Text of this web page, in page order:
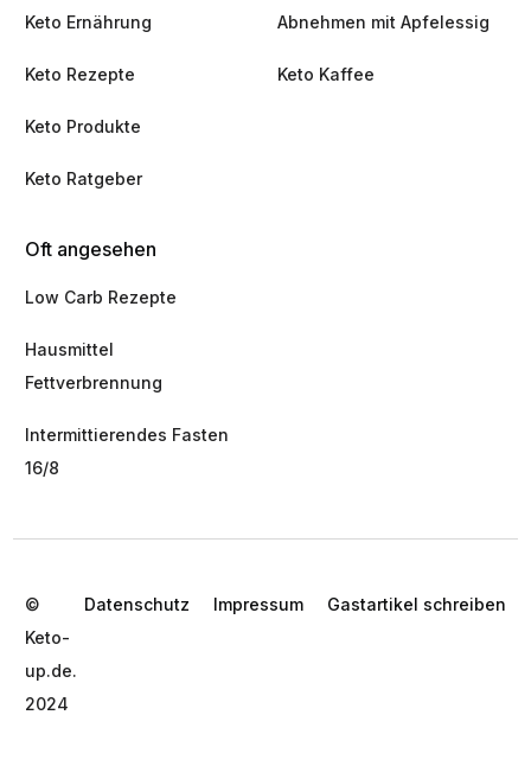
Keto Ernährung
Keto Rezepte
Keto Produkte
Keto Ratgeber
Abnehmen mit Apfelessig
Keto Kaffee
Oft angesehen
Low Carb Rezepte
Hausmittel
Fettverbrennung
Intermittierendes Fasten
16/8
©
Keto-
up.de.
2024
Datenschutz Impressum Gastartikel schreiben